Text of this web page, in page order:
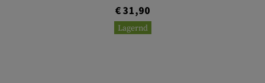
€ 31,90
Lagernd